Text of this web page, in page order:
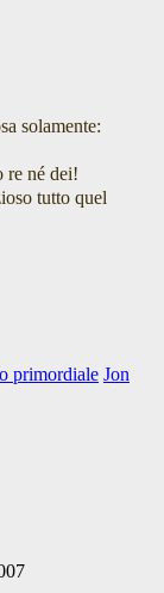
solamente:
re né dei!
tutto quel
primordiale Jon